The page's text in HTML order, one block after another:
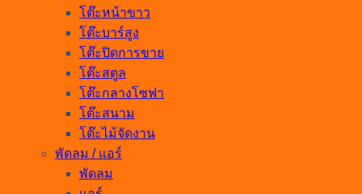
โต๊ะหน้าขาว
โต๊ะบาร์สูง
โต๊ะปิดการขาย
โต๊ะสตูล
โต๊ะกลางโซฟา
โต๊ะสนาม
โต๊ะไม้จัดงาน
พัดลม / แอร์
พัดลม